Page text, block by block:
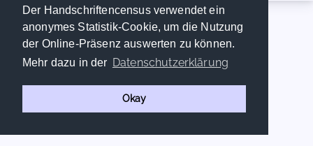
Der Handschriftencensus verwendet ein
anonymes Statistik-Cookie, um die Nutzung
der Online-Präsenz auswerten zu können.
Mehr dazu in der Datenschutzerklärung
Okay